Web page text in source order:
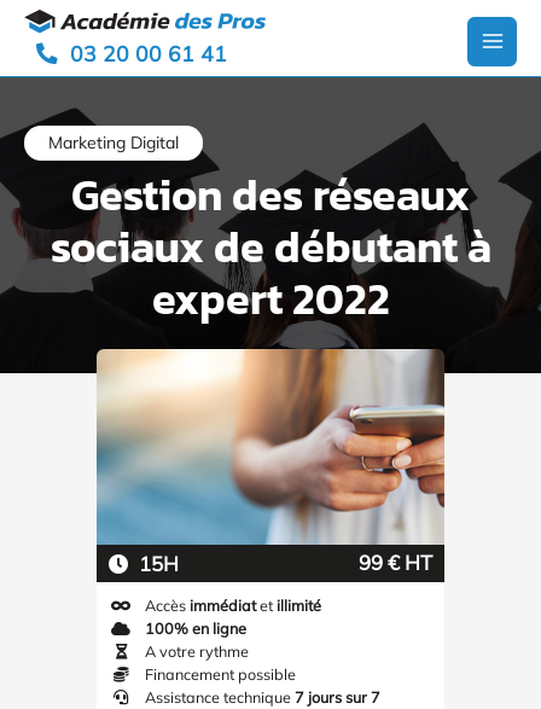
Aller
contenu
03 20 00 61 41
Main
Marketing Digital
Gestion des réseaux
sociaux de débutant à
expert 2022
15H 99 € HT
Accèsimmédiatetillimité
100% en ligne
A votre rythme
Financement possible
Assistance technique7 jours sur 7
Panneau de gestion des cookies